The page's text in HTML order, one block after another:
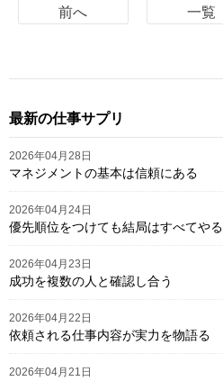
前へ 一覧
最新の仕事サプリ
2026年04月28日
マネジメントの基本は信頼にある
2026年04月24日
優先順位をつけても結局はすべてやる
2026年04月23日
成功を複数の人と確認し合う
2026年04月22日
依頼される仕事内容が実力を物語る
2026年04月21日